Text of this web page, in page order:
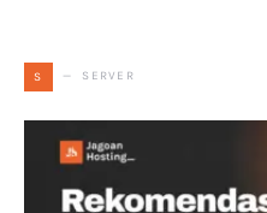
S SERVER